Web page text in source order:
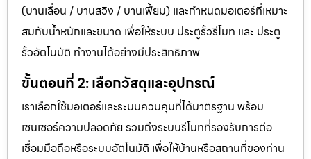
(บานเลื่อน / บานสวิง / บานเฟี้ยม) และกำหนดมอเตอร์ที่เหมาะ
สมกับน้ำหนักและขนาด เพื่อให้ระบบ ประตูรั้วรีโมท และ ประตู
รั้วอัตโนมัติ ทำงานได้อย่างมีประสิทธิภาพ
ขั้นตอนที่ 2: เลือกวัสดุและอุปกรณ์
เราเลือกใช้มอเตอร์และระบบควบคุมที่ได้มาตรฐาน พร้อม
เซนเซอร์ความปลอดภัย รวมถึงระบบรีโมทที่รองรับการต่อ
เชื่อมมือถือหรือระบบอัตโนมัติ เพื่อให้บ้านหรือสถานที่ของท่าน